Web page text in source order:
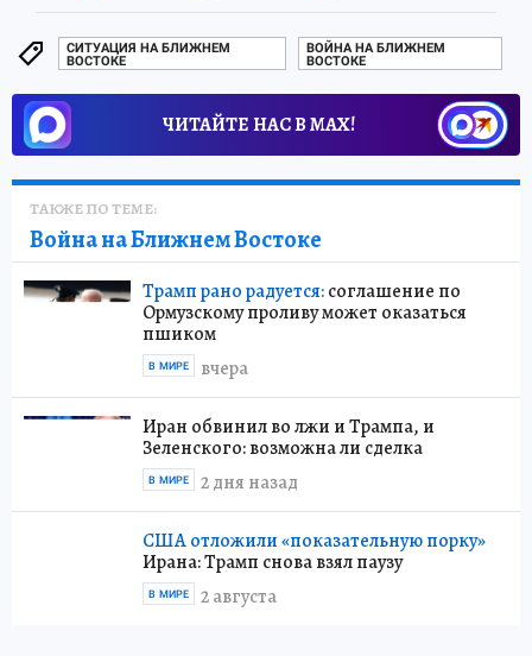
СИТУАЦИЯ НА БЛИЖНЕМ
ВОСТОКЕ
ВОЙНА НА БЛИЖНЕМ
ВОСТОКЕ
ЧИТАЙТЕ НАС В МАХ!
ТАКЖЕ ПО ТЕМЕ:
Война на Ближнем Востоке
Трамп рано радуется:соглашение по
Ормузскому проливу может оказаться
пшиком
вчера
В МИРЕ
Иран обвинил во лжи и Трампа, и
Зеленского: возможна ли сделка
2 дня назад
В МИРЕ
США отложили «показательную порку»
Ирана: Трамп снова взял паузу
2 августа
В МИРЕ